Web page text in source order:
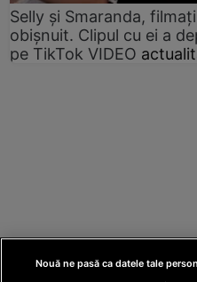
Selly și Smaranda,
obișnuit. Clipul cu ei a
pe TikTok VIDEO
Nouă ne pasă ca datele tale